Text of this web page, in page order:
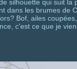
silhouette qui suit la
dans les brumes de
Bof, ailes
c'est ce que je